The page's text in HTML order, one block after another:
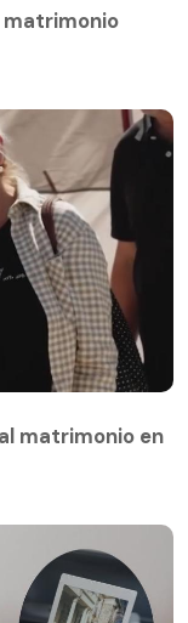
matrimonio
matrimonio en